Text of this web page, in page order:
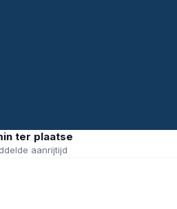
ter plaatse
aanrijtijd